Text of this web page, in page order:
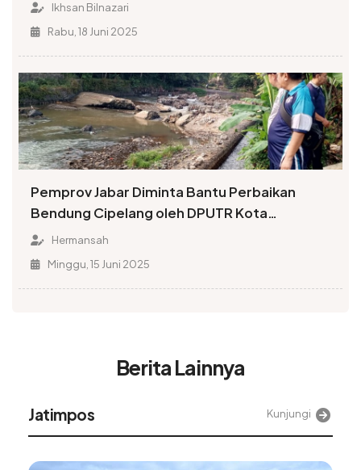
Ikhsan Bilnazari
Rabu, 18 Juni 2025
Pemprov Jabar Diminta Bantu Perbaikan
Bendung Cipelang oleh DPUTR Kota
Sukabumi
Hermansah
Minggu, 15 Juni 2025
Berita Lainnya
Alinea Kunjungi